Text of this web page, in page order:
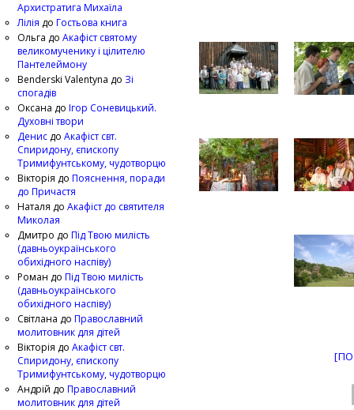
Архистратига Михаїла
Лілія до Гостьова книга
Ольга до Акафіст святому
великомученику і цілителю
Пантелеймону
Benderski Valentyna до Зі
спогадів
Оксана до Ігор Соневицький.
Духовні твори
Денис до Акафіст свт.
Спиридону, єпископу
Тримифунтському, чудотворцю
Вікторія до Пояснення, поради
до Причастя
Наталя до Акафіст до святителя
Миколая
Дмитро до Під Твою милість
(давньоукраїнського
обихідного наспіву)
Роман до Під Твою милість
(давньоукраїнського
обихідного наспіву)
Світлана до Православний
молитовник для дітей
Вікторія до Акафіст свт.
Спиридону, єпископу
Тримифунтському, чудотворцю
Андрій до Православний
молитовник для дітей